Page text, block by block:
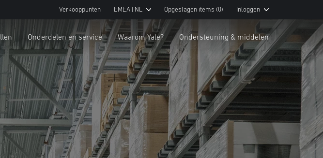
Verkooppunten EMEA | NL Opgeslagen items (0) Inloggen
Onderdelen en service Waarom Yale? Ondersteuning & middelen